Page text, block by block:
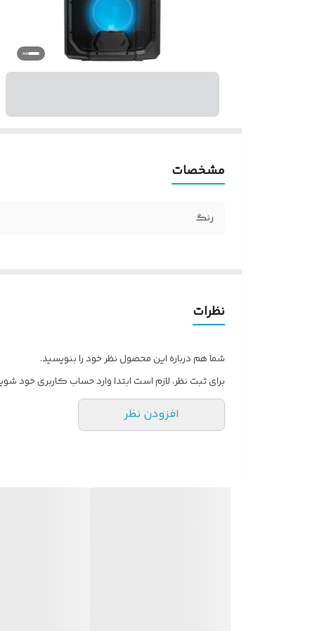
مشخصات
رنگ
نظرات
شما هم درباره این محصول نظر خود را بنویسید.
برای ثبت نظر، لازم است ابتدا وارد حساب کاربری خود
افزودن نظر